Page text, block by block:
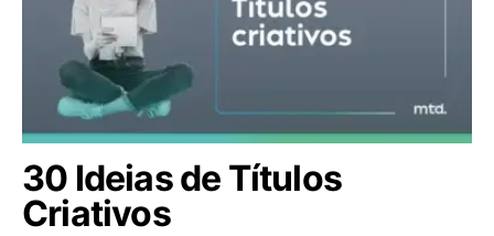
30 Ideias de Títulos
Criativos